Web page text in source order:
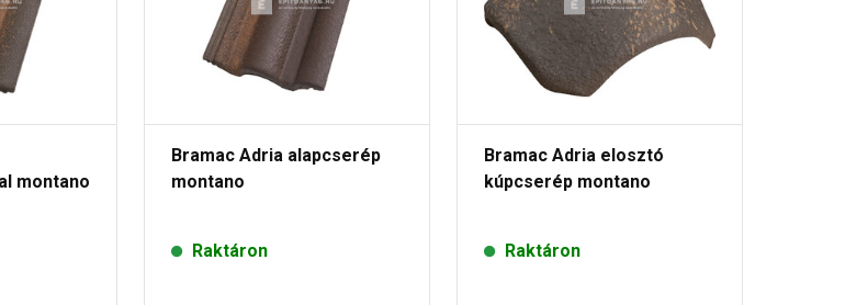
montano
Bramac Adria alapcserép
montano
Raktáron
Bramac Adria elosztó
kúpcserép montano
Raktáron